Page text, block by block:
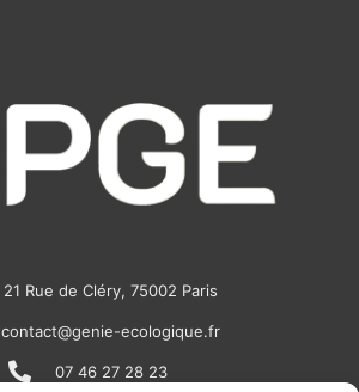
21 Rue de Cléry, 75002 Paris
contact@genie-ecologique.fr
07 46 27 28 23